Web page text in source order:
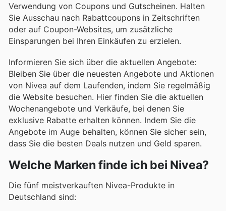
Verwendung von Coupons und Gutscheinen. Halten
Sie Ausschau nach Rabattcoupons in Zeitschriften
oder auf Coupon-Websites, um zusätzliche
Einsparungen bei Ihren Einkäufen zu erzielen.
Informieren Sie sich über die aktuellen Angebote:
Bleiben Sie über die neuesten Angebote und Aktionen
von Nivea auf dem Laufenden, indem Sie regelmäßig
die Website besuchen. Hier finden Sie die aktuellen
Wochenangebote und Verkäufe, bei denen Sie
exklusive Rabatte erhalten können. Indem Sie die
Angebote im Auge behalten, können Sie sicher sein,
dass Sie die besten Deals nutzen und Geld sparen.
Welche Marken finde ich bei Nivea?
Die fünf meistverkauften Nivea-Produkte in
Deutschland sind: